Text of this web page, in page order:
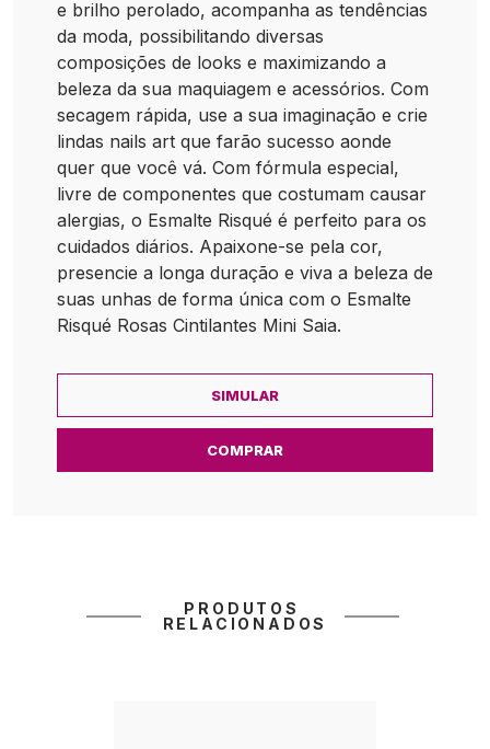
e brilho perolado, acompanha as tendências
da moda, possibilitando diversas
composições de looks e maximizando a
beleza da sua maquiagem e acessórios. Com
secagem rápida, use a sua imaginação e crie
lindas nails art que farão sucesso aonde
quer que você vá. Com fórmula especial,
livre de componentes que costumam causar
alergias, o Esmalte Risqué é perfeito para os
cuidados diários. Apaixone-se pela cor,
presencie a longa duração e viva a beleza de
suas unhas de forma única com o Esmalte
Risqué Rosas Cintilantes Mini Saia.
SIMULAR
COMPRAR
PRODUTOS
RELACIONADOS